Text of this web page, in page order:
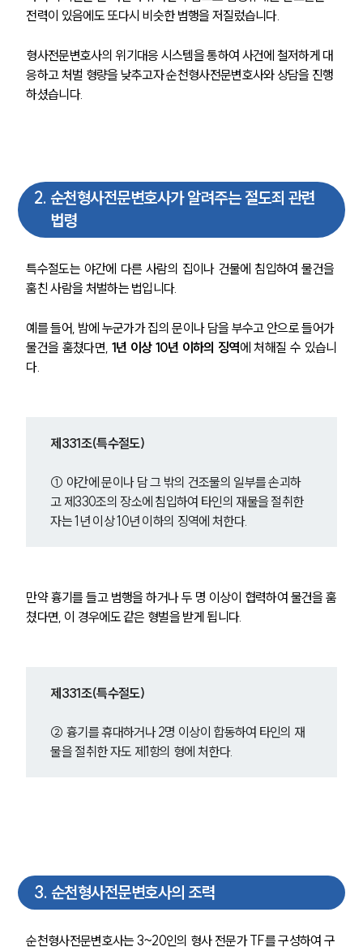
전력이 있음에도 또다시 비슷한 범행을 저질렀습니다.
형사전문변호사의 위기대응 시스템을 통하여 사건에 철저하게 대
응하고 처벌 형량을 낮추고자 순천형사전문변호사와 상담을 진행
하셨습니다.
2. 순천형사전문변호사가 알려주는 절도죄 관련
법령
특수절도는 야간에 다른 사람의 집이나 건물에 침입하여 물건을
훔친 사람을 처벌하는 법입니다.
예를 들어, 밤에 누군가가 집의 문이나 담을 부수고 안으로 들어가
물건을 훔쳤다면, 1년 이상 10년 이하의 징역에 처해질 수 있습니
다.
제331조(특수절도)
① 야간에 문이나 담 그 밖의 건조물의 일부를 손괴하
고 제330조의 장소에 침입하여 타인의 재물을 절취한
자는 1년 이상 10년 이하의 징역에 처한다.
만약 흉기를 들고 범행을 하거나 두 명 이상이 협력하여 물건을 훔
쳤다면, 이 경우에도 같은 형벌을 받게 됩니다.
제331조(특수절도)
② 흉기를 휴대하거나 2명 이상이 합동하여 타인의 재
물을 절취한 자도 제1항의 형에 처한다.
3. 순천형사전문변호사의 조력
순천형사전문변호사는 3~20인의 형사 전문가 TF를 구성하여 구